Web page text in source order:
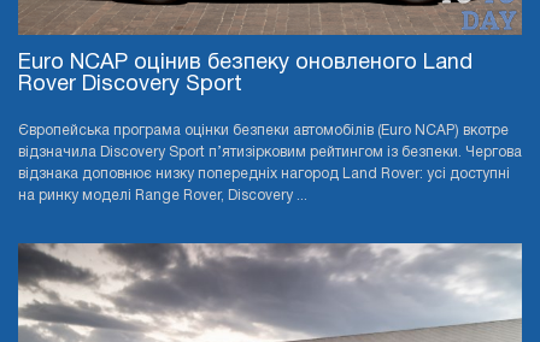
Euro NCAP оцінив безпеку оновленого Land
Rover Discovery Sport
Європейська програма оцінки безпеки автомобілів (Euro NCAP) вкотре
відзначила Discovery Sport п’ятизірковим рейтингом із безпеки. Чергова
відзнака доповнює низку попередніх нагород Land Rover: усі доступні
на ринку моделі Range Rover, Discovery ...